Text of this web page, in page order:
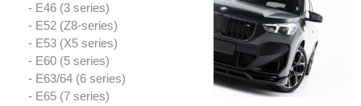
- E46 (3 series)
- E52 (Z8-series)
- E53 (X5 series)
- E60 (5 series)
- E63/64 (6 series)
- E65 (7 series)